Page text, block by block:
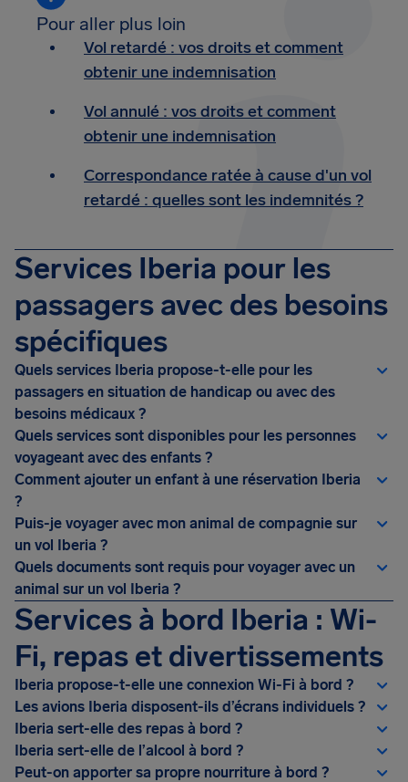
Pour aller plus loin
Vol retardé : vos droits et comment
obtenir une indemnisation
Vol annulé : vos droits et comment
obtenir une indemnisation
Correspondance ratée à cause d'un vol
retardé : quelles sont les indemnités ?
Services Iberia pour les
passagers avec des besoins
spécifiques
Quels services Iberia propose-t-elle pour les
passagers en situation de handicap ou avec des
besoins médicaux ?
Quels services sont disponibles pour les personnes
voyageant avec des enfants ?
Comment ajouter un enfant à une réservation Iberia
?
Puis-je voyager avec mon animal de compagnie sur
un vol Iberia ?
Quels documents sont requis pour voyager avec un
animal sur un vol Iberia ?
Services à bord Iberia : Wi-
Fi, repas et divertissements
Iberia propose-t-elle une connexion Wi-Fi à bord ?
Les avions Iberia disposent-ils d’écrans individuels ?
Iberia sert-elle des repas à bord ?
Iberia sert-elle de l’alcool à bord ?
Peut-on apporter sa propre nourriture à bord ?